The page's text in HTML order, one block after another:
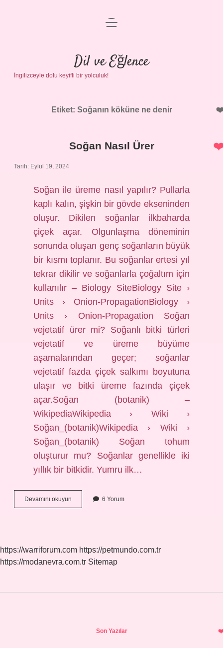
Anasayfa
Gizlilik Politikası
Yasal Uyarı
menüyü
Dil ve Eğlence
İngilizceyle dolu keyifli bir yolculuk!
Etiket: Soğanın köküne ne denir
Soğan Nasıl Ürer
Tarih: Eylül 19, 2024
Soğan ile üreme nasıl yapılır? Pullarla
kaplı kalın, şişkin bir gövde ekseninden
oluşur. Dikilen soğanlar ilkbaharda
çiçek açar. Olgunlaşma döneminin
sonunda oluşan genç soğanların büyük
bir kısmı toplanır. Bu soğanlar ertesi yıl
tekrar dikilir ve soğanlarla çoğaltım için
kullanılır – Biology SiteBiology Site ›
Units › Onion-PropagationBiology ›
Units › Onion-Propagation Soğan
vejetatif ürer mi? Soğanlı bitki türleri
vejetatif ve üreme büyüme
aşamalarından geçer; soğanlar
vejetatif fazda çiçek salkımı boyutuna
ulaşır ve bitki üreme fazında çiçek
açar.Soğan (botanik) –
WikipediaWikipedia › Wiki ›
Soğan_(botanik)Wikipedia › Wiki ›
Soğan_(botanik) Soğan tohum
oluşturur mu? Soğanlar genellikle iki
yıllık bir bitkidir. Yumru ilk…
Devamını okuyun
Nasıl
6 Yorum
https://warriforum.com https://petmundo.com.tr
https://modanevra.com.tr Sitemap
Son Yazılar